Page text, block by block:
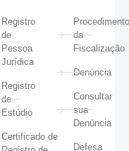
Registro
de
Pessoa
Jurídica
Registro
de
Estúdio
Certificado de
da
Fiscalização
Denúncia
Consultar
sua
Denúncia
Defesa